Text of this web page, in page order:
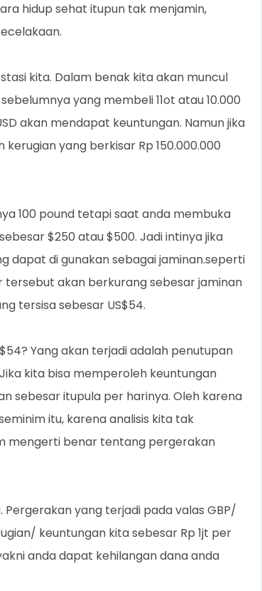
hidup sehat itupun tak menjamin,
kita. Dalam benak kita akan muncul
yang membeli 11ot atau 10.000
akan mendapat keuntungan. Namun jika
yang berkisar Rp 150.000.000
100 pound tetapi saat anda membuka
$250 atau $500. Jadi intinya jika
dapat di gunakan sebagai jaminan.seperti
akan berkurang sebesar jaminan
tersisa sebesar US$54.
Yang akan terjadi adalah penutupan
kita bisa memperoleh keuntungan
sebesar itupula per harinya. Oleh karena
itu, karena analisis kita tak
mengerti benar tentang pergerakan
yang terjadi pada valas GBP/
keuntungan kita sebesar Rp 1jt per
anda dapat kehilangan dana anda